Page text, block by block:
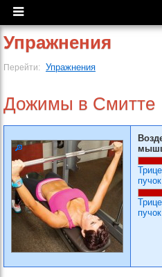
Упражнения
Перейти: Упражнения
Дожимы в Смитте
пучок
пучок